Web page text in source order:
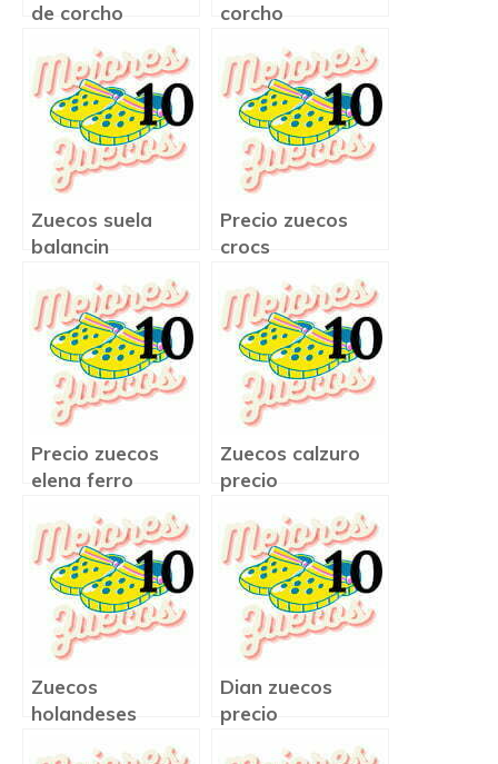
de corcho
corcho
Zuecos suela
balancin
Precio zuecos
crocs
Precio zuecos
elena ferro
Zuecos calzuro
precio
Zuecos
holandeses
Dian zuecos
precio